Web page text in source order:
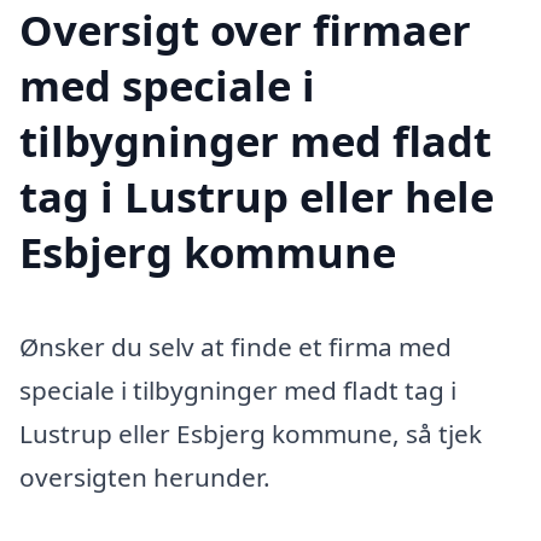
Oversigt over firmaer
med speciale i
tilbygninger med fladt
tag i Lustrup eller hele
Esbjerg kommune
Ønsker du selv at finde et firma med
speciale i tilbygninger med fladt tag i
Lustrup eller Esbjerg kommune, så tjek
oversigten herunder.